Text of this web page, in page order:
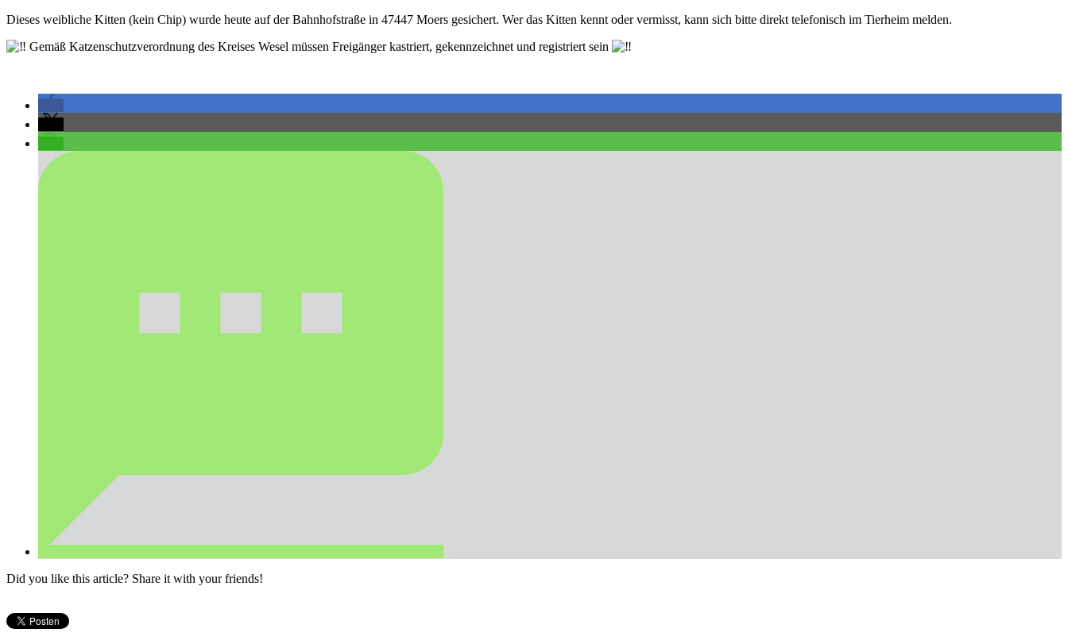
Dieses weibliche Kitten (kein Chip) wurde heute auf der Bahnhofstraße in 47447 Moers gesichert. Wer das Kitten kennt oder vermisst, kann sich bitte direkt telefonisch im Tierheim melden.
Gemäß Katzenschutzverordnung des Kreises Wesel müssen Freigänger kastriert, gekennzeichnet und registriert sein
Did you like this article? Share it with your friends!